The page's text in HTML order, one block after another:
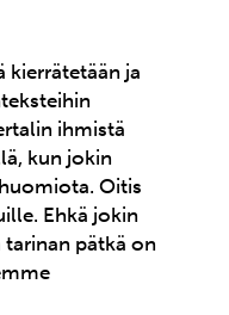
kierrätetään ja
ihmistä
kun jokin
Oitis
Ehkä jokin
tarinan pätkä on